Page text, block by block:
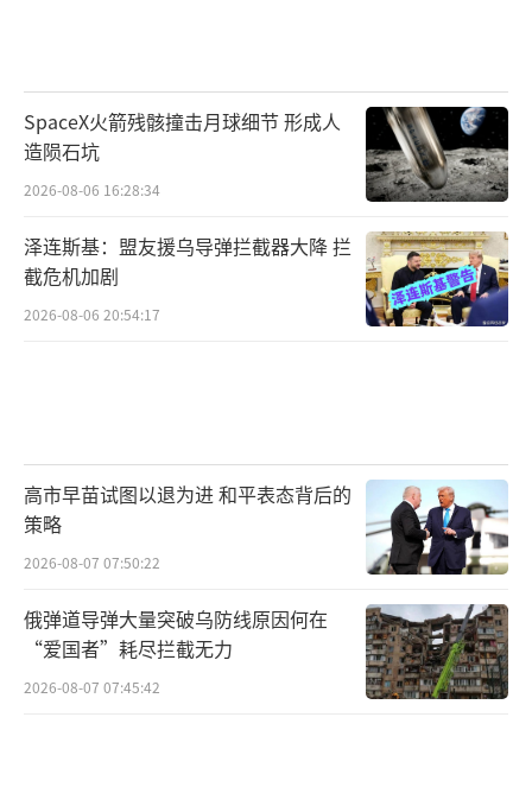
SpaceX火箭残骸撞击月球细节 形成人
造陨石坑
2026-08-06 16:28:34
泽连斯基：盟友援乌导弹拦截器大降 拦
截危机加剧
2026-08-06 20:54:17
高市早苗试图以退为进 和平表态背后的
策略
2026-08-07 07:50:22
俄弹道导弹大量突破乌防线原因何在
“爱国者”耗尽拦截无力
2026-08-07 07:45:42